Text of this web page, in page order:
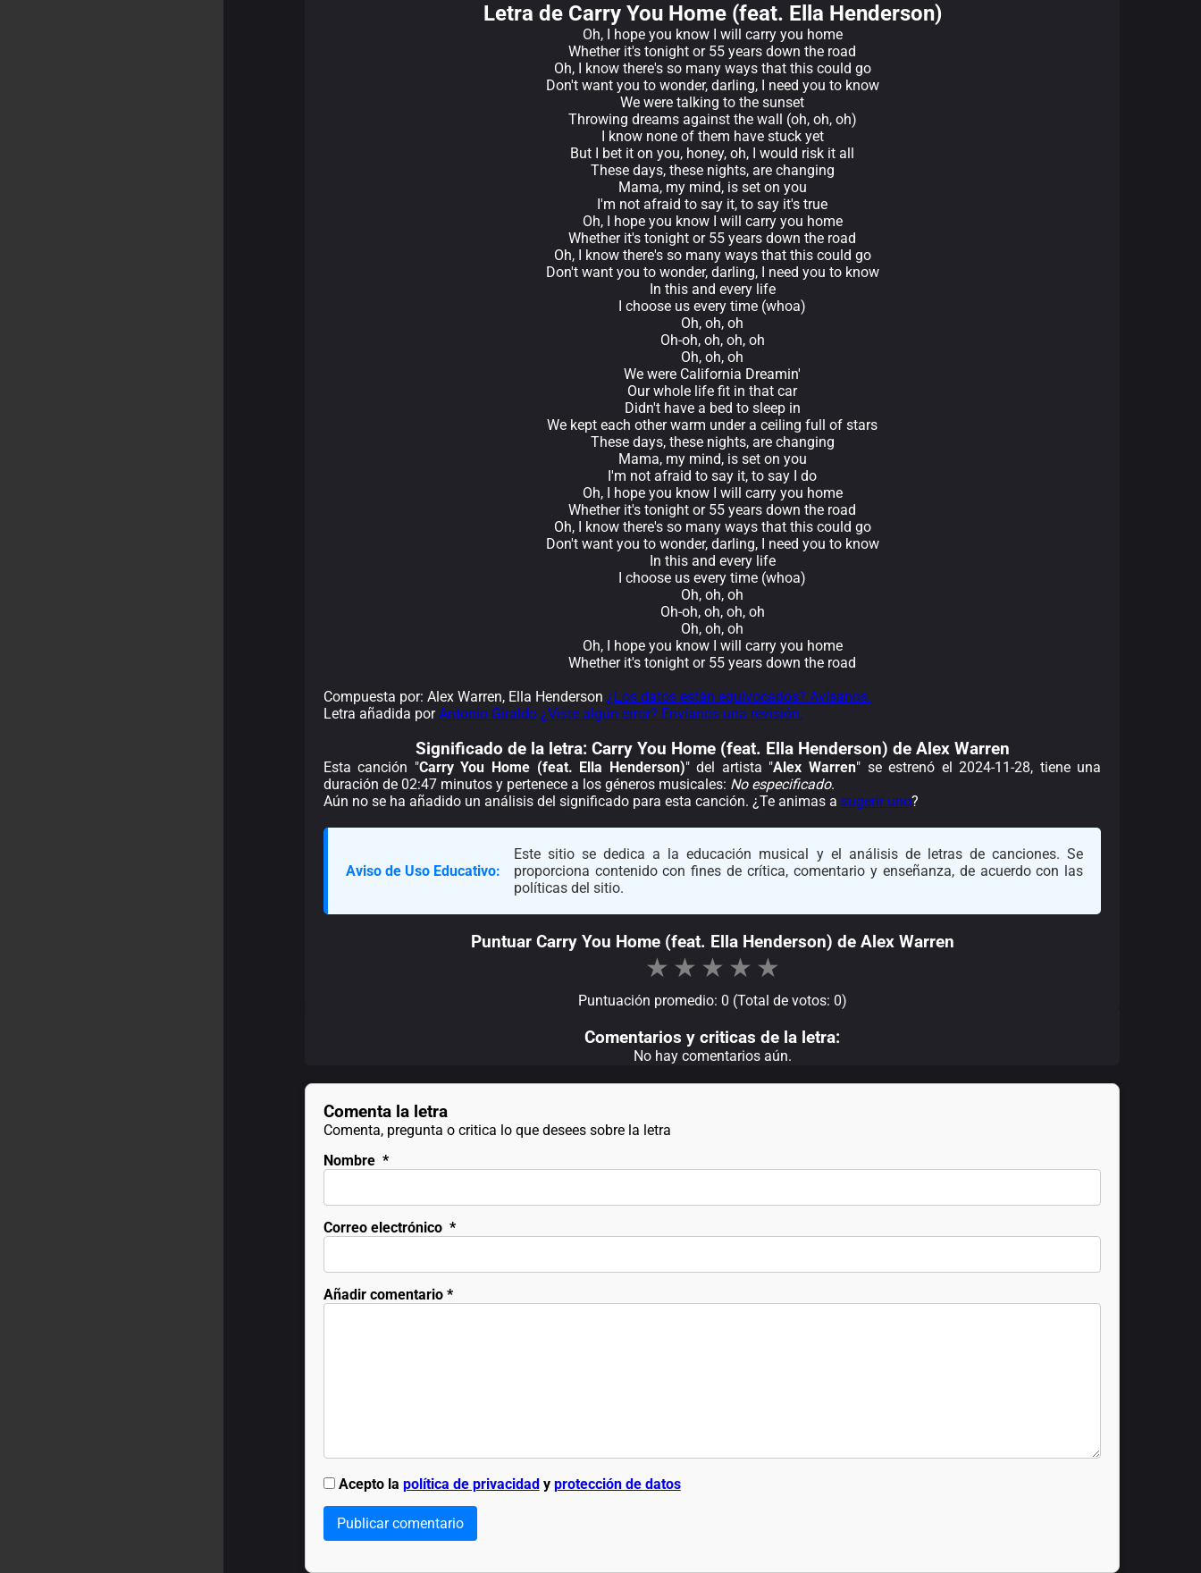
Letra de Carry You Home (feat. Ella Henderson)
Oh, I hope you know I will carry you home
Whether it's tonight or 55 years down the road
Oh, I know there's so many ways that this could go
Don't want you to wonder, darling, I need you to know
We were talking to the sunset
Throwing dreams against the wall (oh, oh, oh)
I know none of them have stuck yet
But I bet it on you, honey, oh, I would risk it all
These days, these nights, are changing
Mama, my mind, is set on you
I'm not afraid to say it, to say it's true
Oh, I hope you know I will carry you home
Whether it's tonight or 55 years down the road
Oh, I know there's so many ways that this could go
Don't want you to wonder, darling, I need you to know
In this and every life
I choose us every time (whoa)
Oh, oh, oh
Oh-oh, oh, oh, oh
Oh, oh, oh
We were California Dreamin'
Our whole life fit in that car
Didn't have a bed to sleep in
We kept each other warm under a ceiling full of stars
These days, these nights, are changing
Mama, my mind, is set on you
I'm not afraid to say it, to say I do
Oh, I hope you know I will carry you home
Whether it's tonight or 55 years down the road
Oh, I know there's so many ways that this could go
Don't want you to wonder, darling, I need you to know
In this and every life
I choose us every time (whoa)
Oh, oh, oh
Oh-oh, oh, oh, oh
Oh, oh, oh
Oh, I hope you know I will carry you home
Whether it's tonight or 55 years down the road
Compuesta por: Alex Warren, Ella Henderson ¿Los datos están equivocados? Avísanos.
Letra añadida porAntonio Giraldo ¿Viste algún error? Envíanos una revisión.
Significado de la letra: Carry You Home (feat. Ella Henderson) de Alex Warren
Esta canción "Carry You Home (feat. Ella Henderson)" del artista "Alex Warren" se estrenó el 2024-11-28, tiene una
duración de 02:47 minutos y pertenece a los géneros musicales: No especificado.
Aún no se ha añadido un análisis del significado para esta canción. ¿Te animas a sugerir uno?
Aviso de Uso Educativo:
Este sitio se dedica a la educación musical y el análisis de letras de canciones. Se
proporciona contenido con fines de crítica, comentario y enseñanza, de acuerdo con las
políticas del sitio.
Puntuar Carry You Home (feat. Ella Henderson) de Alex Warren
★ ★ ★ ★ ★
Puntuación promedio: 0 (Total de votos: 0)
Comentarios y criticas de la letra:
No hay comentarios aún.
Comenta la letra
Comenta, pregunta o critica lo que desees sobre la letra
Nombre *
Correo electrónico *
Añadir comentario*
Acepto la política de privacidady protección de datos
Publicar comentario